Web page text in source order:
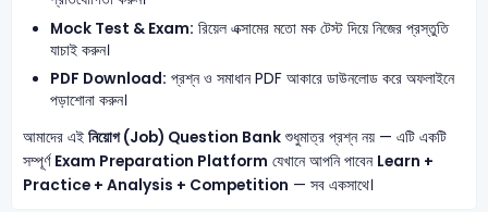
Mock Test & Exam: রিয়েল এক্সামের মতো মক টেস্ট দিয়ে নিজের প্রস্তুতি
যাচাই করুন।
PDF Download: প্রশ্ন ও সমাধান PDF আকারে ডাউনলোড করে অফলাইনে
পড়াশোনা করুন।
আমাদের এই নিয়োগ (Job) Question Bankশুধুমাত্র প্রশ্ন নয় — এটি একটি
সম্পূর্ণ Exam Preparation Platform যেখানে আপনি পাবেন Learn +
Practice + Analysis + Competition — সব একসাথে।